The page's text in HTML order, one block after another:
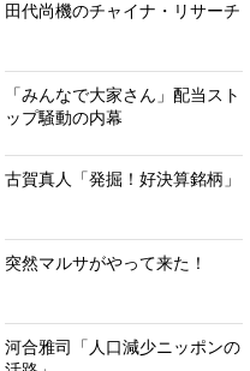
田代尚機のチャイナ・リサーチ
「みんなで大家さん」配当スト
ップ騒動の内幕
古賀真人「発掘！好決算銘柄」
突然マルサがやって来た！
河合雅司「人口減少ニッポンの